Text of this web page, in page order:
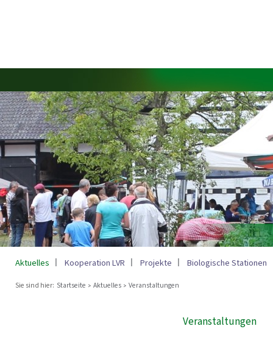
Aktuelles Kooperation LVR Projekte Biologische Stationen
Sie sind hier: Startseite Aktuelles Veranstaltungen
Veranstaltungen